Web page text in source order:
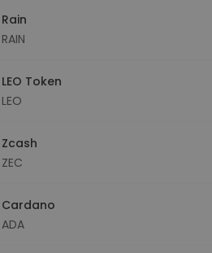
Rain
RAIN
LEO Token
LEO
Zcash
ZEC
Cardano
ADA